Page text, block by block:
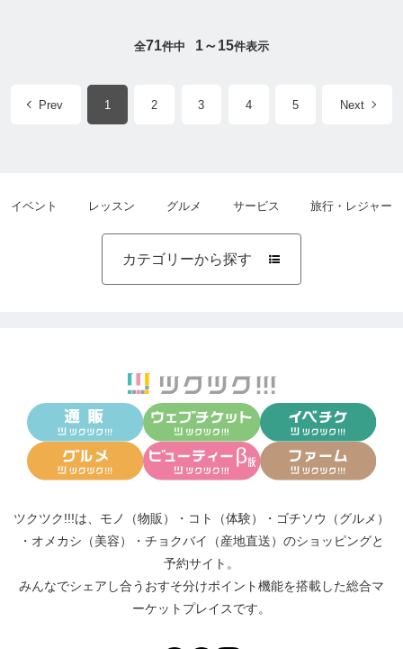
全71件中 1～15件表示
Prev 1 2 3 4 5 Next
イベント レッスン グルメ サービス 旅行・レジャー
カテゴリーから探す 
ツクツク!!!は、 モノ（物販） ・ コト（体験） ・ ゴチソウ（グルメ）
・ オメカシ（美容） ・ チョクバイ（産地直送） のショッピングと
予約サイト。
みんなでシェアし合う おすそ分けポイント機能を搭載した総合マ
ーケットプレイスです。